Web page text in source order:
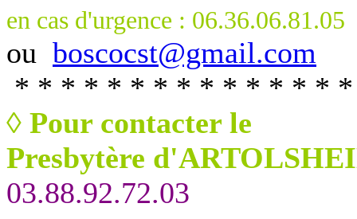
en cas d'urgence : 06.36.06.81.05
ou boscocst@gmail.com
* * * * * * * * * * * * * *
◊ Pour contacter le
Presbytère
03.88.92.72.03